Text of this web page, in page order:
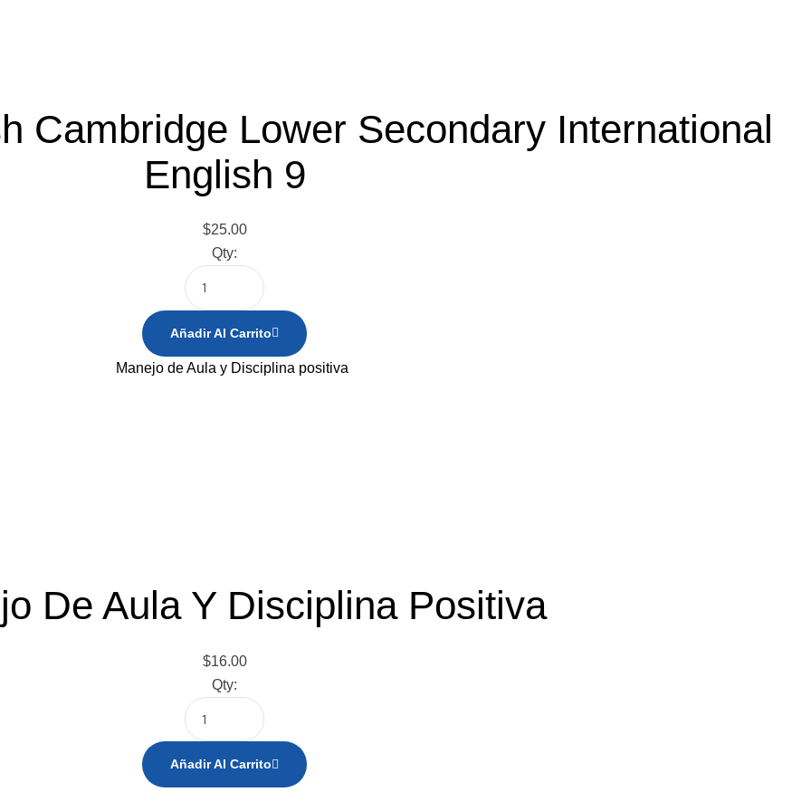
Cambridge Lower Secondary International
English 9
$25.00
Qty:
Añadir Al Carrito
De Aula Y Disciplina Positiva
$16.00
Qty:
Añadir Al Carrito